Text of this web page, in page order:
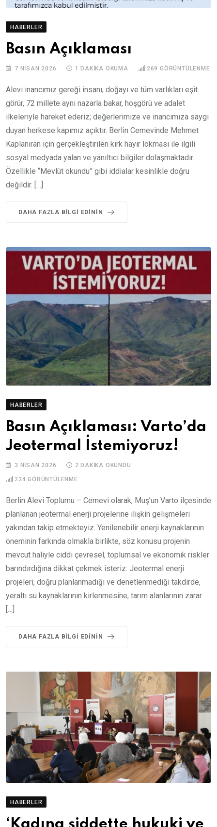
HABERLER
Basın Açıklaması
7 NISAN 2026 1 DAKIKA OKUMA 269 GÖRÜNTÜLENME
Alevi inancımız gereği insanı, doğayı ve tüm varlıkları eşit
görür, 72 millete aynı nazarla bakar, hoşgörü ve adalet
ilkeleriyle hareket ederiz; değerlerimize ve inancımıza saygı
duyan herkese kapımız açıktır. Berlin Cemevinde Mehmet
Kaplanıran için gerçekleştirilen kırk hayır lokması ile ilgili
sosyal medyada yalan ve yanıltıcı bilgiler dolaşmaktadır.
Özellikle “Mevlüt okundu” gibi iddialar kesinlikle doğru
değildir. […]
DAHA FAZLA BILGI EDININ
HABERLER
Basın Açıklaması: Varto’da
Jeotermal İstemiyoruz!
3 NISAN 2026 2 DAKIKA OKUNDU
224 GÖRÜNTÜLENME
Berlin Alevi Toplumu – Cemevi olarak, Muş’un Varto ilçesinde
planlanan jeotermal enerji projelerine ilişkin gelişmeleri
yakından takip etmekteyiz. Yenilenebilir enerji kaynaklarının
öneminin farkında olmakla birlikte, söz konusu projenin
mevcut haliyle ciddi çevresel, toplumsal ve ekonomik riskler
barındırdığına dikkat çekmek isteriz. Jeotermal enerji
projeleri, doğru planlanmadığı ve denetlenmediği takdirde,
yeraltı su kaynaklarının kirlenmesine, tarım alanlarının zarar
[…]
DAHA FAZLA BILGI EDININ
HABERLER